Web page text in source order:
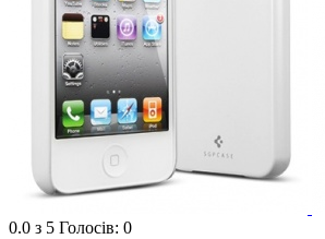
0.0 з 5 Голосів: 0